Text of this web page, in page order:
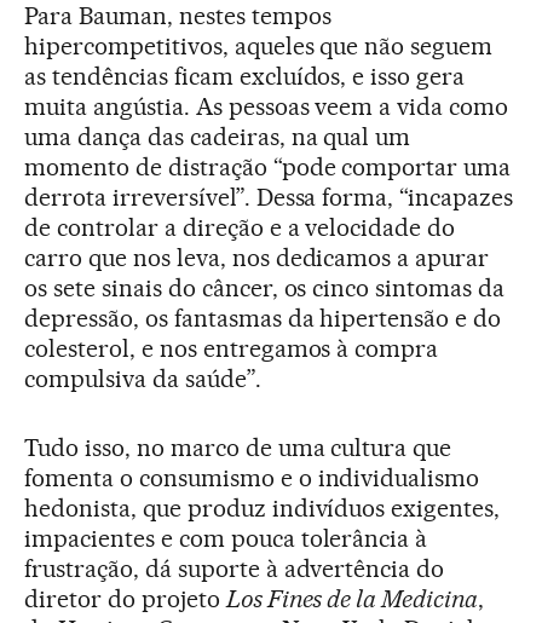
Para Bauman, nestes tempos
hipercompetitivos, aqueles que não seguem
as tendências ficam excluídos, e isso gera
muita angústia. As pessoas veem a vida como
uma dança das cadeiras, na qual um
momento de distração “pode comportar uma
derrota irreversível”. Dessa forma, “incapazes
de controlar a direção e a velocidade do
carro que nos leva, nos dedicamos a apurar
os sete sinais do câncer, os cinco sintomas da
depressão, os fantasmas da hipertensão e do
colesterol, e nos entregamos à compra
compulsiva da saúde”.
Tudo isso, no marco de uma cultura que
fomenta o consumismo e o individualismo
hedonista, que produz indivíduos exigentes,
impacientes e com pouca tolerância à
frustração, dá suporte à advertência do
diretor do projetoLos Fines de la Medicina,